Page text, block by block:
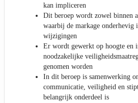
kan impliceren
Dit beroep wordt zowel binnen
waarbij de markage onderhevig
wijzigingen
Er wordt gewerkt op hoogte en
noodzakelijke
genomen worden
In dit beroep is samenwerking
communicatie, veiligheid en
belangrijk onderdeel is